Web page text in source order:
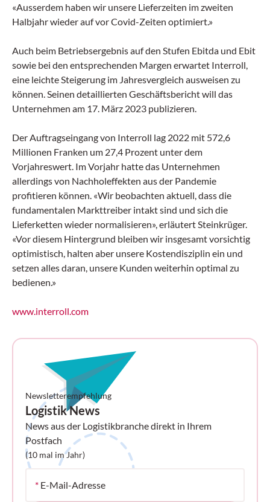
sowie die neue Elektrostapler-Baureihe
«The Next Champ». Diese Entwicklungen
sondern auch die Wettbewerbsfähigkeit
von Unternehmen nachhaltig verbessern.
«Ausserdem haben wir unsere Lieferzeiten im zweiten
Halbjahr wieder auf vor Covid-Zeiten optimiert.»
Auch beim Betriebsergebnis auf den Stufen Ebitda und Ebit
sowie bei den entsprechenden Margen erwartet Interroll,
eine leichte Steigerung im Jahresvergleich ausweisen zu
können. Seinen detaillierten Geschäftsbericht will das
Unternehmen am 17. März 2023 publizieren.
Der Auftragseingang von Interroll lag 2022 mit 572,6
Millionen Franken um 27,4 Prozent unter dem
Vorjahreswert. Im Vorjahr hatte das Unternehmen
allerdings von Nachholeffekten aus der Pandemie
profitieren können. «Wir beobachten aktuell, dass die
fundamentalen Markttreiber intakt sind und sich die
Lieferketten wieder normalisieren», erläutert Steinkrüger.
«Vor diesem Hintergrund bleiben wir insgesamt vorsichtig
optimistisch, halten aber unsere Kostendisziplin ein und
setzen alles daran, unsere Kunden weiterhin optimal zu
bedienen.»
www.interroll.com
Newsletterempfehlung
Logistik News
News aus der Logistikbranche direkt in Ihrem
Postfach
(10 mal im Jahr)
* E-Mail-Adresse